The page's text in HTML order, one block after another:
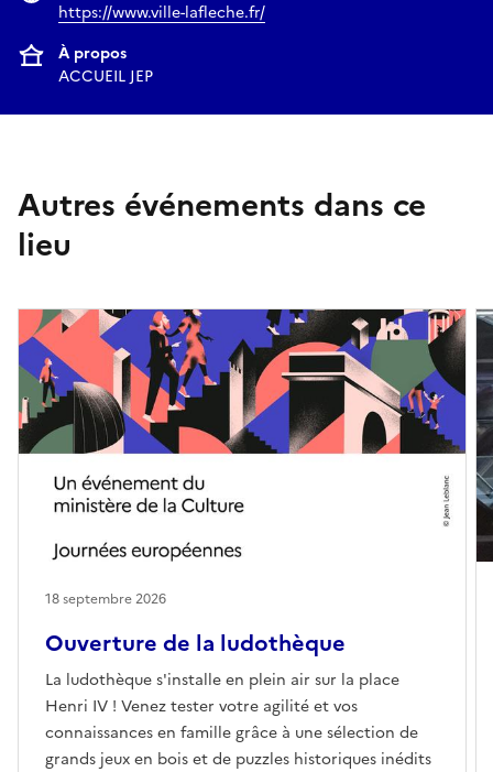
https://www.ville-lafleche.fr/
À propos
ACCUEIL JEP
Autres événements dans ce
lieu
Ouverture de la ludothèque
La ludothèque s'installe en plein air sur la place
Henri IV ! Venez tester votre agilité et vos
connaissances en famille grâce à une sélection de
grands jeux en bois et de puzzles historiques inédits
18 septembre 2026